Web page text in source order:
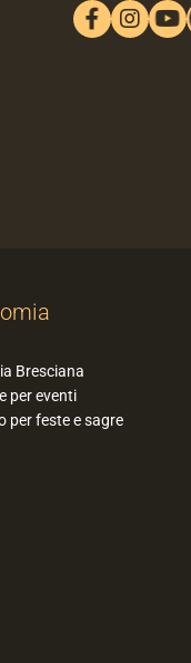
Bresciana
per eventi
per feste e sagre